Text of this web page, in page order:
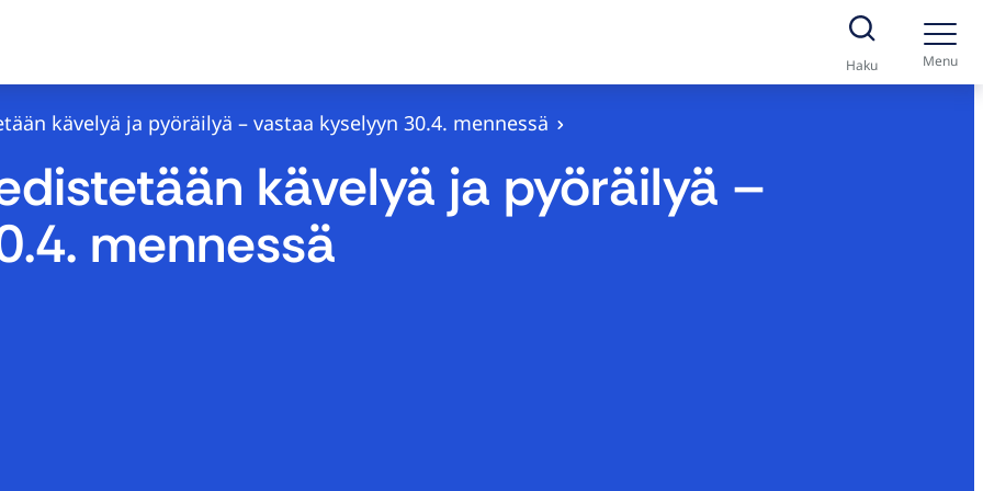
Haku Menu
kävelyä ja pyöräilyä – vastaa kyselyyn 30.4. mennessä
kävelyä ja pyöräilyä –
mennessä